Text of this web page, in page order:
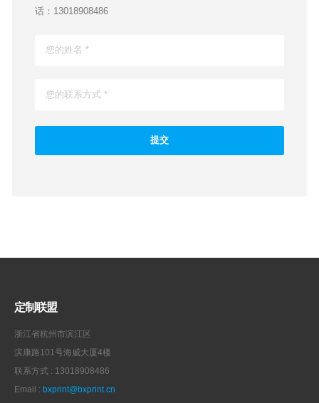
话：13018908486
定制联盟
浙江省杭州市滨江区
滨康路101号海威大厦4楼
联系方式 : 13018908486
Email : bxprint@bxprint.cn